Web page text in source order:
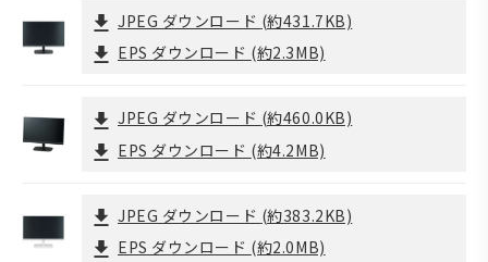
JPEG ダウンロード (約431.7KB)
EPS ダウンロード (約2.3MB)
JPEG ダウンロード (約460.0KB)
EPS ダウンロード (約4.2MB)
JPEG ダウンロード (約383.2KB)
EPS ダウンロード (約2.0MB)